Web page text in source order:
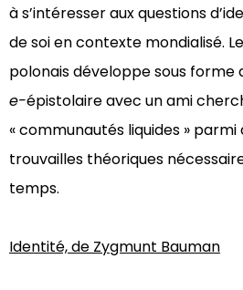
à s’intéresser aux questions
de soi en contexte mondialisé.
polonais développe sous
e-épistolaire avec un ami
« communautés liquides » parmi
trouvailles théoriques
temps.
Identité, de Zygmunt Bauman